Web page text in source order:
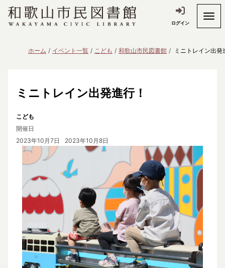
ログイン
ホーム イベント一覧 こども 和歌山市民図書館 ミニトレイン出発
ミニトレイン出発進行！
こども
開催日
2023年10月7日
2023年10月8日